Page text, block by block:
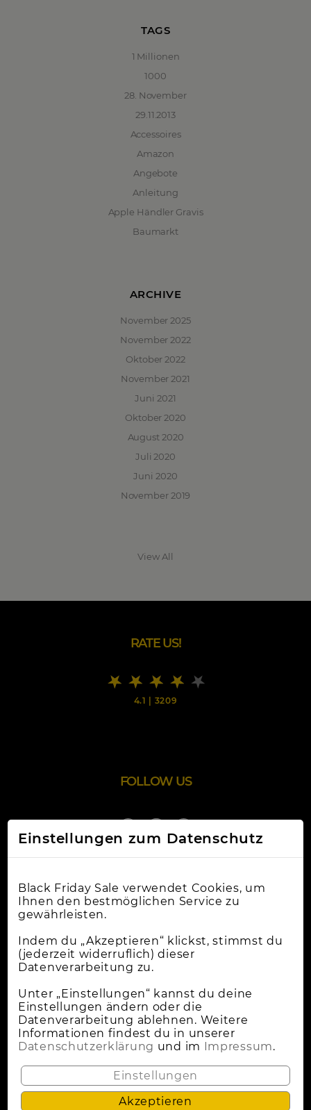
TAGS
1 Millionen
1000
28. November
29.11.2013
Accessoires
Amazon
Angebote
Anleitung
Apple Händler Gravis
Baumarkt
ARCHIVE
November 2025
November 2022
Oktober 2022
November 2021
Juni 2021
Oktober 2020
August 2020
Juli 2020
Juni 2020
November 2019
View All
RATE US!
4.1 3209
FOLLOW US
Online-Shops
Apple Deals
Cybermonday
News
Wann Ist Black Friday?
Impressum
Einstellungen zum Datenschutz
Black Friday Sale verwendet Cookies, um
Ihnen den bestmöglichen Service zu
gewährleisten.
Indem du „Akzeptieren“ klickst, stimmst du
(jederzeit widerruflich) dieser
Datenverarbeitung zu.
Unter „Einstellungen“ kannst du deine
Einstellungen ändern oder die
Datenverarbeitung ablehnen. Weitere
Informationen findest du in unserer
Datenschutzerklärung und im Impressum.
Einstellungen
Akzeptieren